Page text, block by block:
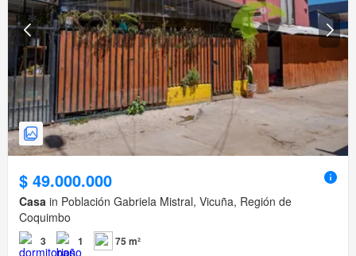
$ 49.000.000
Casa in Población Gabriela Mistral, Vicuña, Región de
Coquimbo
3 1
75 m²